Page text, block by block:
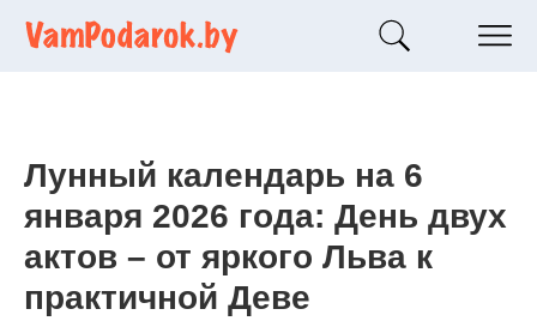
Лунный календарь на 6
января 2026 года: День двух
актов – от яркого Льва к
практичной Деве